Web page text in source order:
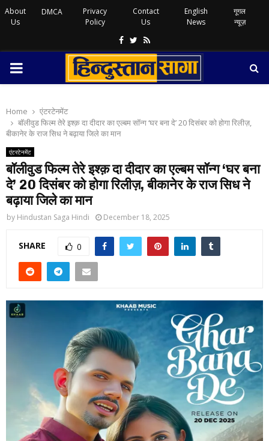
About
Us
DMCA
Privacy
Policy
Contact
Us
English
News
गूगल
न्यूज़
Facebook
Twitter
Rss
PRIMARY
Home
एंटरटेनमेंट
बॉलीवुड फिल्म तेरे इश्क़ दा दीदार का एल्बम सॉन्ग ‘घर बना दे’ 20 दिसंबर को होगा रिलीज़,
बीकानेर के राज सिध ने बढ़ाया जिले का मान
एंटरटेनमेंट
बॉलीवुड फिल्म तेरे इश्क़ दा दीदार का एल्बम सॉन्ग ‘घर बना
दे’ 20 दिसंबर को होगा रिलीज़, बीकानेर के राज सिध ने
बढ़ाया जिले का मान
by Hindustan Saga Hindi December 18, 2025
SHARE 0